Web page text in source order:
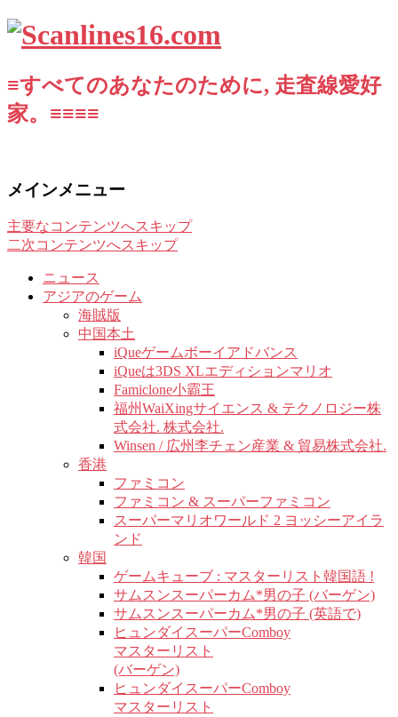
≡すべてのあなたのために, 走査線愛好
家。≡≡≡≡
メインメニュー
主要なコンテンツへスキップ
二次コンテンツへスキップ
ニュース
アジアのゲーム
海賊版
中国本土
iQueゲームボーイアドバンス
iQueは3DS XLエディションマリオ
Famiclone小霸王
福州WaiXingサイエンス & テクノロジー株
式会社. 株式会社.
Winsen / 広州李チェン産業 & 貿易株式会社.
香港
ファミコン
ファミコン & スーパーファミコン
スーパーマリオワールド 2 ヨッシーアイラ
ンド
韓国
ゲームキューブ : マスターリスト韓国語 !
サムスンスーパーカム*男の子 (バーゲン)
サムスンスーパーカム*男の子 (英語で)
ヒュンダイスーパーComboy
マスターリスト
(バーゲン)
ヒュンダイスーパーComboy
マスターリスト